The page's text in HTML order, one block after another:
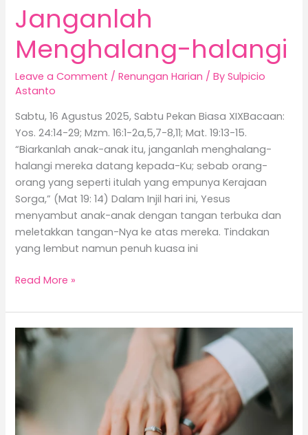
Janganlah
Menghalang-halangi
Leave a Comment /Renungan Harian / BySulpicio
Astanto
Sabtu, 16 Agustus 2025, Sabtu Pekan Biasa XIXBacaan:
Yos. 24:14-29; Mzm. 16:1-2a,5,7-8,11; Mat. 19:13-15.
“Biarkanlah anak-anak itu, janganlah menghalang-
halangi mereka datang kepada-Ku; sebab orang-
orang yang seperti itulah yang empunya Kerajaan
Sorga,” (Mat 19: 14) Dalam Injil hari ini, Yesus
menyambut anak-anak dengan tangan terbuka dan
meletakkan tangan-Nya ke atas mereka. Tindakan
yang lembut namun penuh kuasa ini
Read More »
Tuhan
dalam